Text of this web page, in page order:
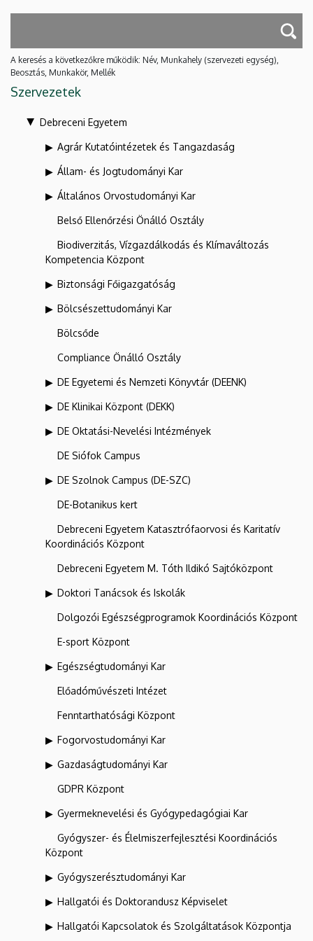
A keresés a következőkre működik: Név, Munkahely (szervezeti egység),
Beosztás, Munkakör, Mellék
Szervezetek
Debreceni Egyetem
Agrár Kutatóintézetek és Tangazdaság
Állam- és Jogtudományi Kar
Általános Orvostudományi Kar
Belső Ellenőrzési Önálló Osztály
Biodiverzitás, Vízgazdálkodás és Klímaváltozás
Kompetencia Központ
Biztonsági Főigazgatóság
Bölcsészettudományi Kar
Bölcsőde
Compliance Önálló Osztály
DE Egyetemi és Nemzeti Könyvtár (DEENK)
DE Klinikai Központ (DEKK)
DE Oktatási-Nevelési Intézmények
DE Siófok Campus
DE Szolnok Campus (DE-SZC)
DE-Botanikus kert
Debreceni Egyetem Katasztrófaorvosi és Karitatív
Koordinációs Központ
Debreceni Egyetem M. Tóth Ildikó Sajtóközpont
Doktori Tanácsok és Iskolák
Dolgozói Egészségprogramok Koordinációs Központ
E-sport Központ
Egészségtudományi Kar
Előadóművészeti Intézet
Fenntarthatósági Központ
Fogorvostudományi Kar
Gazdaságtudományi Kar
GDPR Központ
Gyermeknevelési és Gyógypedagógiai Kar
Gyógyszer- és Élelmiszerfejlesztési Koordinációs
Központ
Gyógyszerésztudományi Kar
Hallgatói és Doktorandusz Képviselet
Hallgatói Kapcsolatok és Szolgáltatások Központja